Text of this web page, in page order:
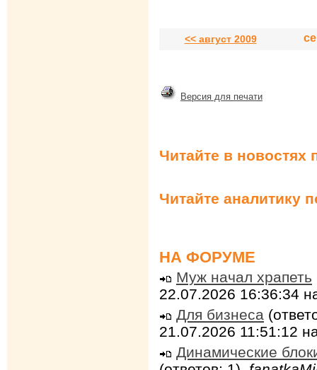
<< август 2009
Версия для печати
Читайте в новостях
Читайте аналитику
НА ФОРУМЕ
Муж начал храпеть
22.07.2026 16:36:34
Для бизнеса
21.07.2026 11:51:12
Динамические